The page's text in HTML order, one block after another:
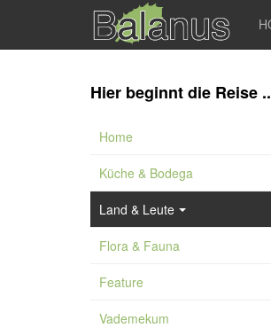
Hier beginnt die Reise
Home
Küche & Bodega
Land & Leute
Flora & Fauna
Feature
Vademekum